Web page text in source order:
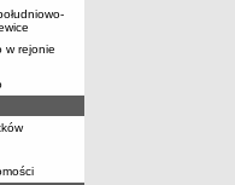
w rejonie